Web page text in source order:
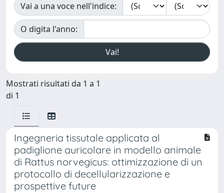
Vai a una voce nell'indice:
O digita l'anno:
Mostrati risultati da 1 a 1
di 1
Ingegneria tissutale applicata al
padiglione auricolare in modello animale
di Rattus norvegicus: ottimizzazione di un
protocollo di decellularizzazione e
prospettive future